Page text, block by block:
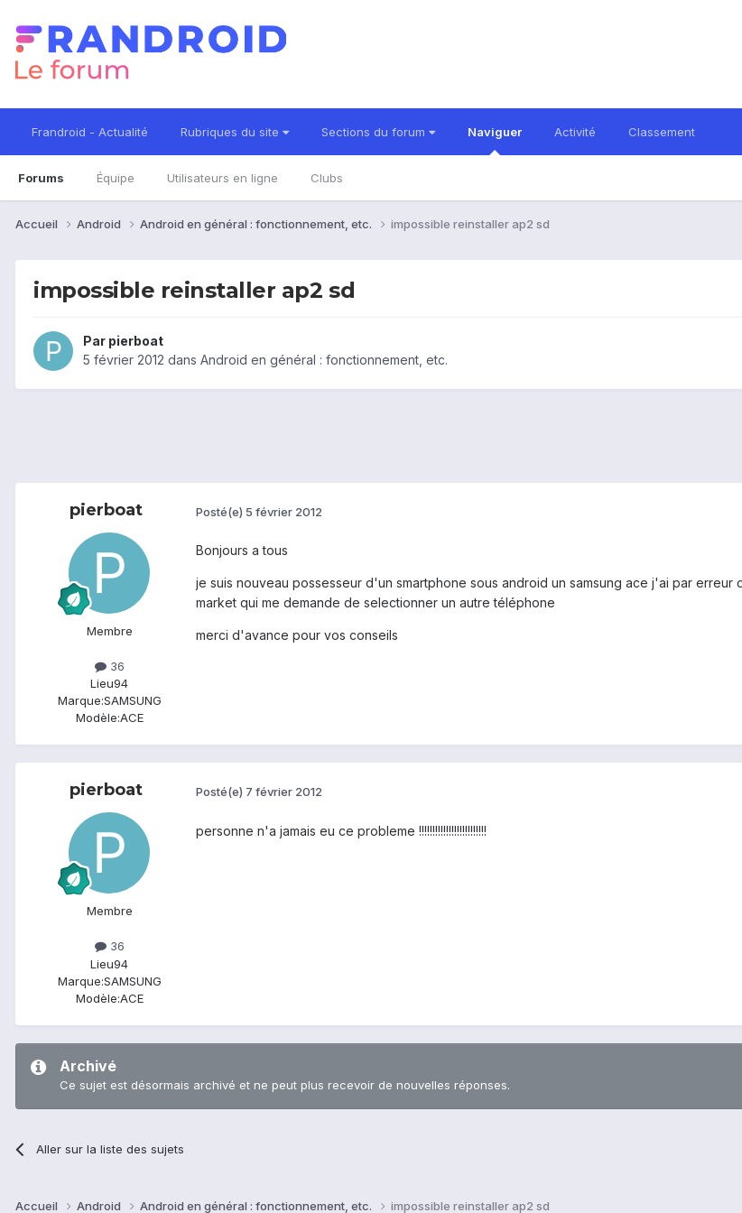
Frandroid - Actualité Rubriques du site Sections du forum Naviguer
Forums Équipe Utilisateurs en ligne Clubs
Activité Classement
Accueil Android Android en général : fonctionnement, etc. impossible reinstaller ap2 sd
impossible reinstaller ap2 sd
Par pierboat
5 février 2012 dans Android en général : fonctionnement, etc.
pierboat
Membre
36
Lieu94
Marque:SAMSUNG
Modèle:ACE
Posté(e) 5 février 2012
Bonjours a tous
je suis nouveau possesseur d'un smartphone sous android un samsung ace j'ai par
market qui me demande de selectionner un autre téléphone
merci d'avance pour vos conseils
pierboat
Membre
36
Lieu94
Marque:SAMSUNG
Modèle:ACE
Posté(e) 7 février 2012
personne n'a jamais eu ce probleme !!!!!!!!!!!!!!!!!!!!!!!!!
Archivé
Ce sujet est désormais archivé et ne peut plus recevoir de nouvelles réponses.
Aller sur la liste des sujets
Accueil Android Android en général : fonctionnement, etc. impossible reinstaller ap2 sd